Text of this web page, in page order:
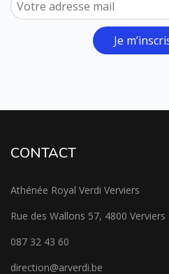
Je
CONTACT
Athénée Royal Verdi Verviers
Rue des Wallons 57, 4800 Verviers
087 32 43 60
direction@arverdi.be